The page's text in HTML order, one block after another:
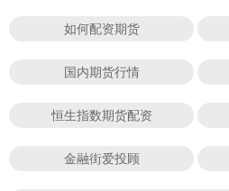
如何配资期货
国内期货行情
恒生指数期货配资
金融街爱投顾